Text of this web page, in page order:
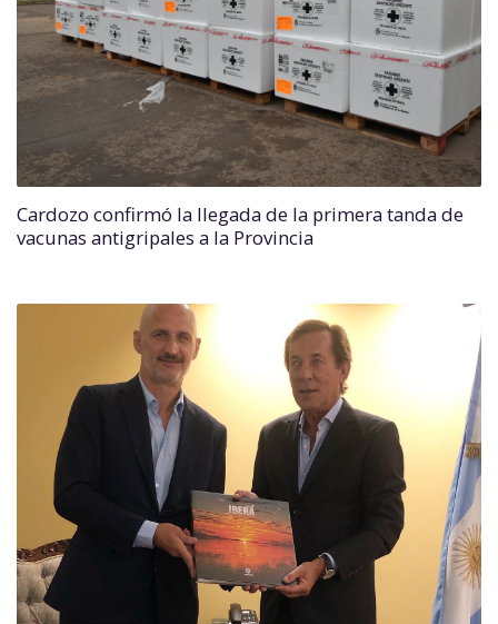
Cardozo confirmó la llegada de la primera tanda de
vacunas antigripales a la Provincia